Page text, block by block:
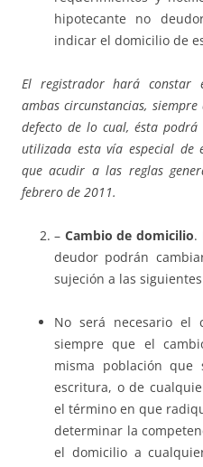
hipotecante no
indicar el domicilio de
El registrador hará constar
ambas circunstancias,
defecto de lo cual, ésta
utilizada esta vía especial de
que acudir a las reglas
febrero de 2011.
– Cambio de domicilio.
deudor podrán
sujeción a las
No será necesario el
siempre que el
misma población
escritura, o de
el término en que
determinar la
el domicilio a